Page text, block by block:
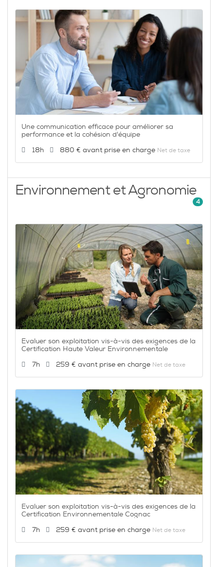
Une communication efficace pour améliorer sa
performance et la cohésion d'équipe
Durée :
18h Prix :
880 € Net de taxe
Environnement et Agronomie
4
Evaluer son exploitation vis-à-vis des exigences de la
Certification Haute Valeur Environnementale
Durée :
7h Prix :
259 € Net de taxe
Evaluer son exploitation vis-à-vis des exigences de la
Certification Environnementale Cognac
Durée :
7h Prix :
259 € Net de taxe